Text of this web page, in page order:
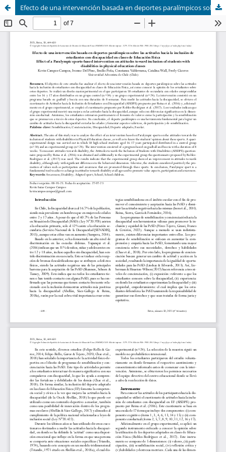
Efecto de una intervención basada en deportes paralímpicos sobre las actitudes hacia la inclusión de estu-diantes con discapacidad en clases de Educación Física (Effect of a Paralympic sports-based intervention on attitudes toward inclusion of students with disabilities in physical education classes)